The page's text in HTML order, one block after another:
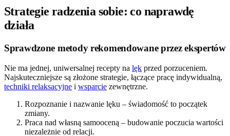
Strategie radzenia sobie: co naprawdę
działa
Sprawdzone metody rekomendowane przez ekspertów
Nie ma jednej, uniwersalnej recepty na lęk przed porzuceniem.
Najskuteczniejsze są złożone strategie, łączące pracę indywidualną,
techniki relaksacyjne i wsparcie zewnętrzne.
Rozpoznanie i nazwanie lęku – świadomość to początek
zmiany.
Praca nad własną samooceną – budowanie poczucia wartości
niezależnie od relacji.